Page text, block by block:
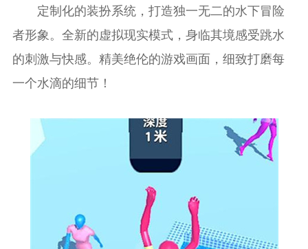
定制化的装扮系统，打造独一无二的水下冒险
者形象。全新的虚拟现实模式，身临其境感受跳水
的刺激与快感。精美绝伦的游戏画面，细致打磨每
一个水滴的细节！